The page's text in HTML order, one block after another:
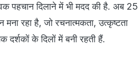
पहचान दिलाने में भी मदद की है. अब 25
रहा है, जो रचनात्मकता, उत्कृष्टता
के दिलों में बनी रहती हैं.